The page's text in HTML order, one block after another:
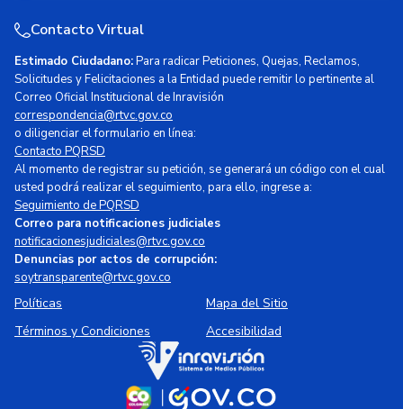
Contacto Virtual
Estimado Ciudadano:Para radicar Peticiones, Quejas, Reclamos,
Solicitudes y Felicitaciones a la Entidad puede remitir lo pertinente al
Correo Oficial Institucional de Inravisión
correspondencia@rtvc.gov.co
o diligenciar el formulario en línea:
Contacto PQRSD
Al momento de registrar su petición, se generará un código con el cual
usted podrá realizar el seguimiento, para ello, ingrese a:
Seguimiento de PQRSD
Correo para notificaciones judiciales
notificacionesjudiciales@rtvc.gov.co
Denuncias por actos de corrupción:
soytransparente@rtvc.gov.co
Políticas
Mapa del Sitio
Términos y Condiciones
Accesibilidad